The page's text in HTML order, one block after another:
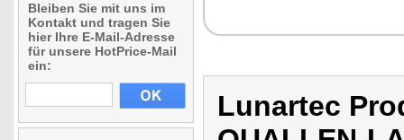
Bleiben Sie mit uns im
Kontakt und tragen Sie
hier Ihre E-Mail-Adresse
für unsere HotPrice-Mail
ein:
Lunartec